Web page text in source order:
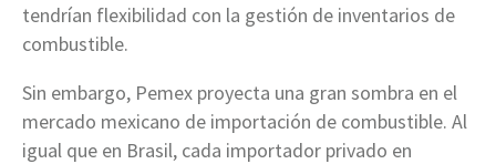
tendrían flexibilidad con la gestión de inventarios de
combustible.
Sin embargo, Pemex proyecta una gran sombra en el
mercado mexicano de importación de combustible. Al
igual que en Brasil, cada importador privado en